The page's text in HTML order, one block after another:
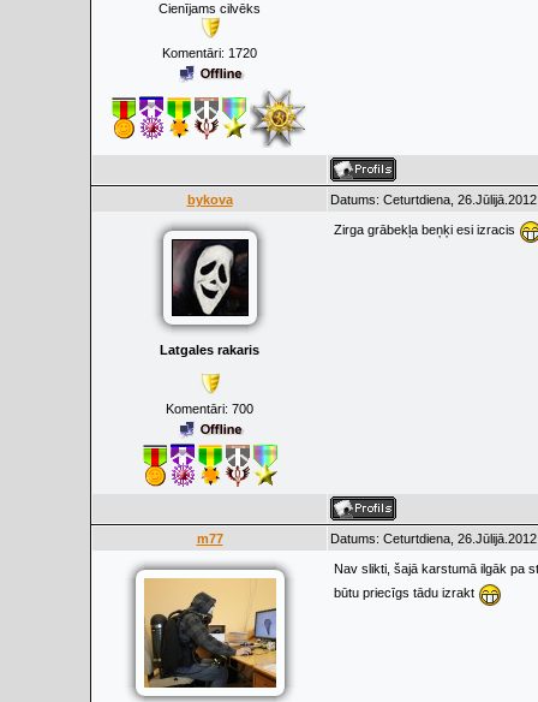
Cienījams cilvēks
Komentāri: 1720
bykova Datums: Ceturtdiena,
Latgales rakaris
Komentāri: 700
Zirga grābekļa beņķi esi izracis
m77 Datums: Ceturtdiena,
Nav slikti, šajā karstumā ilgāk pa
būtu priecīgs tādu izrakt